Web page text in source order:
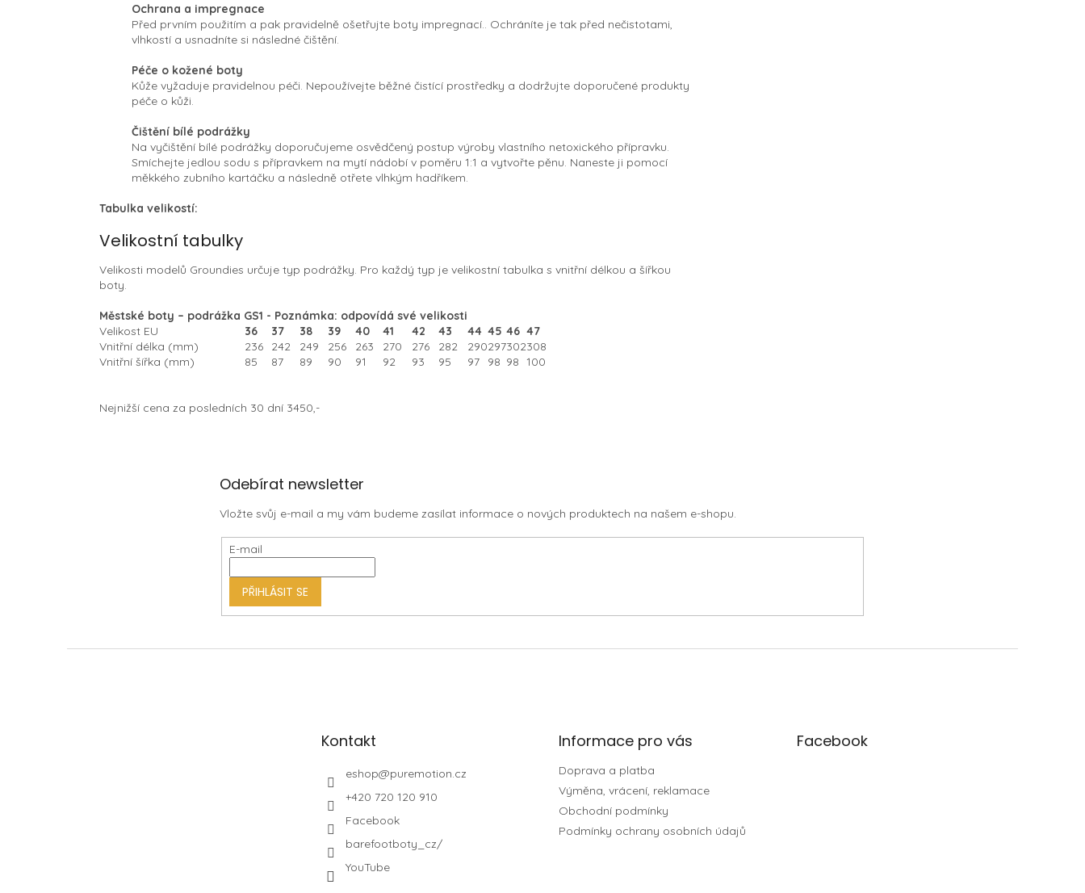
Ochrana a impregnace
Před prvním použitím a pak pravidelně ošetřujte boty impregnací.. Ochráníte je tak před nečistotami,
vlhkostí a usnadníte si následné čištění.
Péče o kožené boty
Kůže vyžaduje pravidelnou péči. Nepoužívejte běžné čistící prostředky a dodržujte doporučené produkty
péče o kůži.
Čištění bílé podrážky
Na vyčištění bílé podrážky doporučujeme osvědčený postup výroby vlastního netoxického přípravku.
Smíchejte jedlou sodu s přípravkem na mytí nádobí v poměru 1:1 a vytvořte pěnu. Naneste ji pomocí
měkkého zubního kartáčku a následně otřete vlhkým hadříkem.
Tabulka velikostí:
Velikostní tabulky
Velikosti modelů Groundies určuje typ podrážky. Pro každý typ je velikostní tabulka s vnitřní délkou a šířkou
boty.
Městské boty – podrážka GS1 - Poznámka: odpovídá své velikosti
Velikost EU
36 37 38 39 40 41 42 43 44 45 46 47
Vnitřní délka (mm)
236 242 249 256 263 270 276 282 290297302308
Vnitřní šířka (mm)
85 87 89 90 91 92 93 95 97 98 98 100
Nejnižší cena za posledních 30 dní 3450,-
Odebírat newsletter
Vložte svůj e-mail a my vám budeme zasílat informace o nových produktech na našem e-shopu.
E-mail
PŘIHLÁSIT SE
Kontakt
eshop@puremotion.cz
+420 720 120 910
Facebook
barefootboty_cz/
YouTube
Informace pro vás
Doprava a platba
Výměna, vrácení, reklamace
Obchodní podmínky
Podmínky ochrany osobních údajů
Facebook